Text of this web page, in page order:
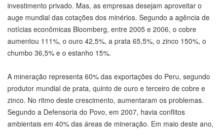
investimento privado. Mas, as empresas desejam aproveitar o
auge mundial das cotações dos minérios. Segundo a agência de
notícias econômicas Bloomberg, entre 2005 e 2006, o cobre
aumentou 111%, o ouro 42,5%, a prata 65,5%, o zinco 150%, o
chumbo 36,5% e o estanho 15%.
A mineração representa 60% das exportações do Peru, segundo
produtor mundial de prata, quinto de ouro e terceiro de cobre e
zinco. No ritmo deste crescimento, aumentaram os problemas.
Segundo a Defensoria do Povo, em 2007, havia conflitos
ambientais em 40% das áreas de mineração. Em maio deste ano,